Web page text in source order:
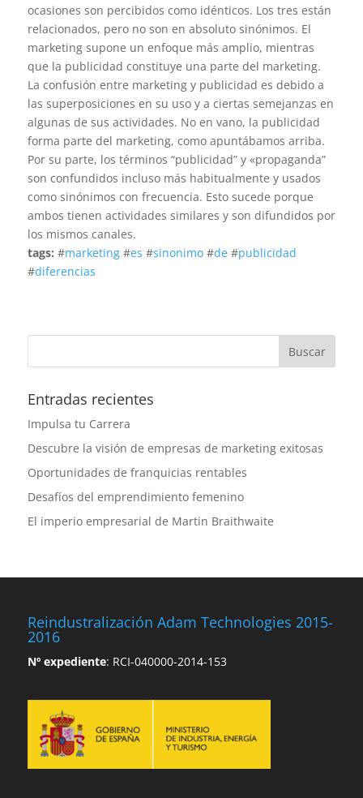
ocasiones son percibidos como idénticos. Los tres están
relacionados, pero no son en absoluto sinónimos. El
marketing supone un enfoque más amplio, mientras
que la publicidad constituye una parte del marketing.
La confusión entre marketing y publicidad es debido a
las superposiciones en su uso y a ciertas semejanzas en
algunas de sus actividades. No en vano, la publicidad
forma parte del marketing, como apuntábamos arriba.
Por su parte, los términos “publicidad” y «propaganda”
son confundidos incluso más habitualmente y usados
como sinónimos con frecuencia. Esto sucede porque
ambos tienen actividades similares y son difundidos por
los mismos canales.
tags: #marketing#es #sinonimo#de#publicidad
#diferencias
Entradas recientes
Impulsa tu Carrera
Descubre la visión de empresas de marketing exitosas
Oportunidades de franquicias rentables
Desafíos del emprendimiento femenino
El imperio empresarial de Martin Braithwaite
Reindustralización Adam Technologies 2015-
2016
Nº expediente: RCI-040000-2014-153